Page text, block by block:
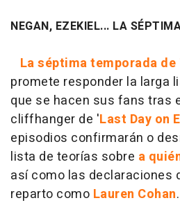
NEGAN, EZEKIEL... LA
La séptima temporada de
promete responder la larga
que se hacen sus fans tras
cliffhanger de 'Last Day on
episodios confirmarán o
lista de teorías sobre a
así como las declaraciones
reparto como Lauren Cohan.